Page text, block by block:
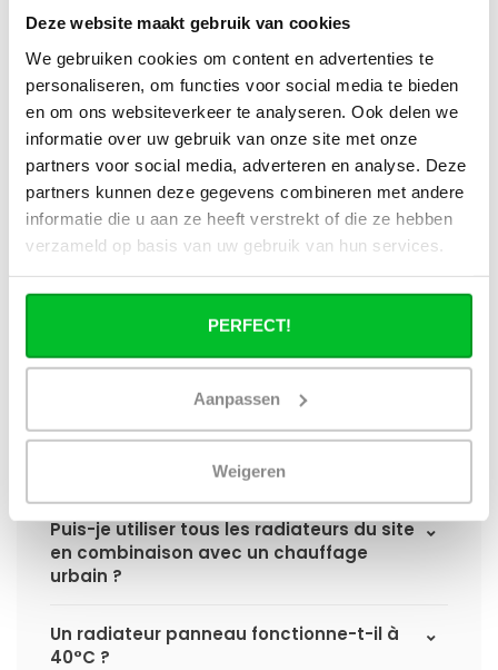
Deze website maakt gebruik van cookies
We gebruiken cookies om content en advertenties te
personaliseren, om functies voor social media te bieden
en om ons websiteverkeer te analyseren. Ook delen we
informatie over uw gebruik van onze site met onze
partners voor social media, adverteren en analyse. Deze
partners kunnen deze gegevens combineren met andere
informatie die u aan ze heeft verstrekt of die ze hebben
verzameld op basis van uw gebruik van hun services.
PERFECT!
Aanpassen
Weigeren
Set d’angle ou set droit : lequel dois-je
choisir ?
Puis-je connecter ma tête
thermostatique intelligente aux
radiateurs à panneaux de
Radiator‑Outlet ?
Comment calculer la capacité
nécessaire pour ma pièce ?
Quel est le délai de livraison d'un
recevrai-je si je passe une commande ?
J'ai une installation de pompe à chaleur
(hybride), puis-je utiliser tous les
radiateurs du site ?
Puis-je utiliser tous les radiateurs du site
en combinaison avec un chauffage
urbain ?
Un radiateur panneau fonctionne-t-il à
40°C ?